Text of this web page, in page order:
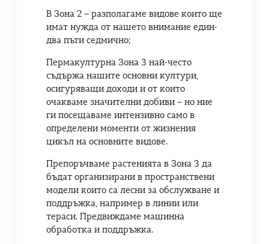
В Зона 2 – разполагаме видове които ще
имат нужда от нашето внимание един-
два пъти седмично;
Пермакултурна Зона 3 най-често
съдържа нашите основни култури,
осигуряващи доходи и от които
очакваме значителни добиви – но ние
ги посещаваме интензивно само в
определени моменти от жизнения
цикъл на основните видове.
Препоръчваме растенията в Зона 3 да
бъдат организирани в пространствени
модели които са лесни за обслужване и
поддръжка, например в линии или
тераси. Предвиждаме машинна
обработка и поддръжка.